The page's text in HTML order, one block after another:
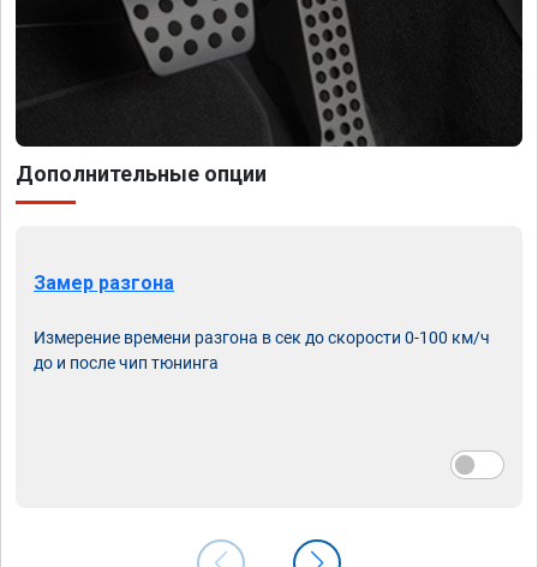
Дополнительные опции
Замер разгона
Измерение времени разгона в сек до скорости 0-100 км/ч
до и после чип тюнинга